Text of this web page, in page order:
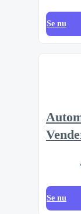
Se nu
Se nu